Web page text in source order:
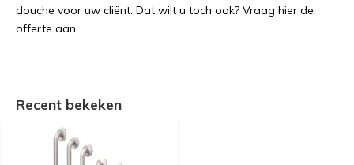
douche voor uw cliënt. Dat wilt u toch ook? Vraag hier de
offerte aan.
Recent bekeken